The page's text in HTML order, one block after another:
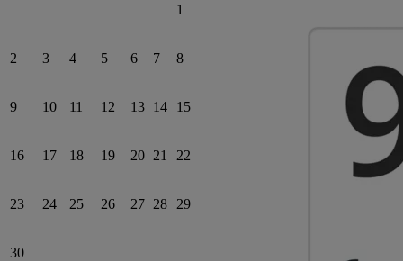
1
2 3 4 5 6 7 8
9 10 11 12 13 14 15
16 17 18 19 20 21 22
23 24 25 26 27 28 29
30